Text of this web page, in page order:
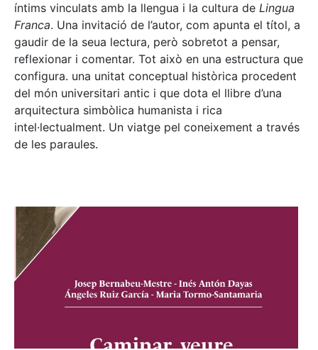
íntims vinculats amb la llengua i la cultura de Lingua
Franca. Una invitació de l’autor, com apunta el títol, a
gaudir de la seua lectura, però sobretot a pensar,
reflexionar i comentar. Tot això en una estructura que
configura. una unitat conceptual històrica procedent
del món universitari antic i que dota el llibre d’una
arquitectura simbòlica humanista i rica
intel·lectualment. Un viatge pel coneixement a través
de les paraules.